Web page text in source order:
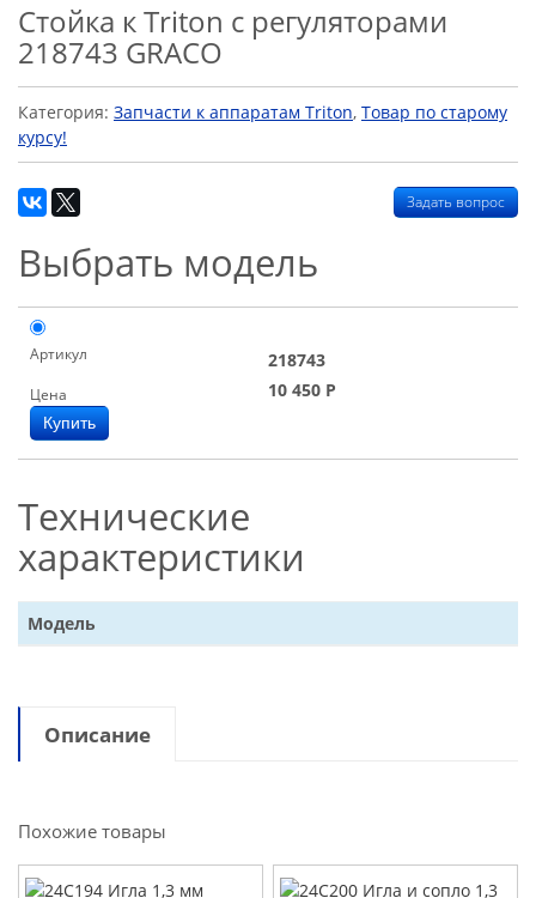
Стойка к Triton с регуляторами
218743 GRACO
Категория: Запчасти к аппаратам Triton, Товар по старому
курсу!
Задать вопрос
Выбрать модель
Артикул 218743
Цена 10 450 Р
Технические
характеристики
Модель
Описание
Похожие товары